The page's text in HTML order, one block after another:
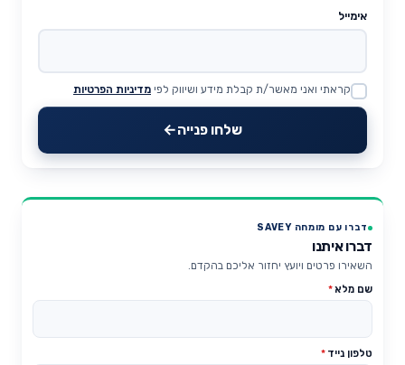
אימייל
Website
קראתי ואני מאשר/ת קבלת מידע ושיווק לפי מדיניות הפרטיות
שלחו פנייה
דברו עם מומחה SAVEY
דברו איתנו
השאירו פרטים ויועץ יחזור אליכם בהקדם.
שם מלא*
טלפון נייד *